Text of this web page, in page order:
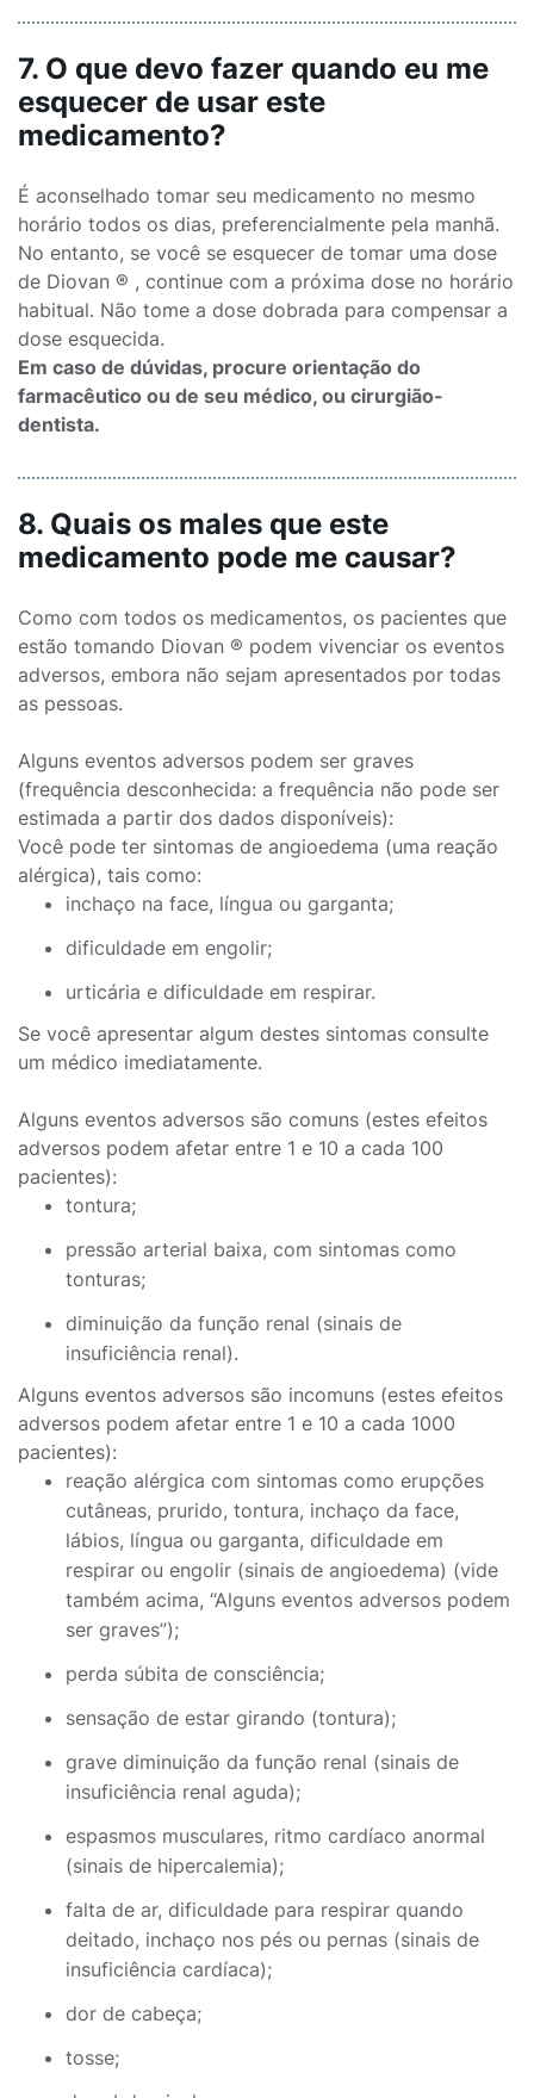
7. O que devo fazer quando eu me
esquecer de usar este
medicamento?
É aconselhado tomar seu medicamento no mesmo
horário todos os dias, preferencialmente pela manhã.
No entanto, se você se esquecer de tomar uma dose
de Diovan ® , continue com a próxima dose no horário
habitual. Não tome a dose dobrada para compensar a
dose esquecida.
Em caso de dúvidas, procure orientação do
farmacêutico ou de seu médico, ou cirurgião-
dentista.
8. Quais os males que este
medicamento pode me causar?
Como com todos os medicamentos, os pacientes que
estão tomando Diovan ® podem vivenciar os eventos
adversos, embora não sejam apresentados por todas
as pessoas.
Alguns eventos adversos podem ser graves
(frequência desconhecida: a frequência não pode ser
estimada a partir dos dados disponíveis):
Você pode ter sintomas de angioedema (uma reação
alérgica), tais como:
inchaço na face, língua ou garganta;
dificuldade em engolir;
urticária e dificuldade em respirar.
Se você apresentar algum destes sintomas consulte
um médico imediatamente.
Alguns eventos adversos são comuns (estes efeitos
adversos podem afetar entre 1 e 10 a cada 100
pacientes):
tontura;
pressão arterial baixa, com sintomas como
tonturas;
diminuição da função renal (sinais de
insuficiência renal).
Alguns eventos adversos são incomuns (estes efeitos
adversos podem afetar entre 1 e 10 a cada 1000
pacientes):
reação alérgica com sintomas como erupções
cutâneas, prurido, tontura, inchaço da face,
lábios, língua ou garganta, dificuldade em
respirar ou engolir (sinais de angioedema) (vide
também acima, “Alguns eventos adversos podem
ser graves”);
perda súbita de consciência;
sensação de estar girando (tontura);
grave diminuição da função renal (sinais de
insuficiência renal aguda);
espasmos musculares, ritmo cardíaco anormal
(sinais de hipercalemia);
falta de ar, dificuldade para respirar quando
deitado, inchaço nos pés ou pernas (sinais de
insuficiência cardíaca);
dor de cabeça;
tosse;